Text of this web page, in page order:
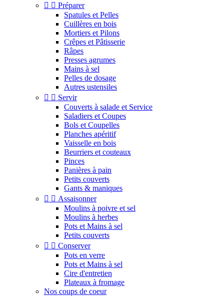
  Préparer
Spatules et Pelles
Cuillères en bois
Mortiers et Pilons
Crêpes et Pâtisserie
Râpes
Presses agrumes
Mains à sel
Pelles de dosage
Autres ustensiles
  Servir
Couverts à salade et Service
Saladiers et Coupes
Bols et Coupelles
Planches apéritif
Vaisselle en bois
Beurriers et couteaux
Pinces
Panières à pain
Petits couverts
Gants & maniques
  Assaisonner
Moulins à poivre et sel
Moulins à herbes
Pots et Mains à sel
Petits couverts
  Conserver
Pots en verre
Pots et Mains à sel
Cire d'entretien
Plateaux à fromage
Nos coups de coeur